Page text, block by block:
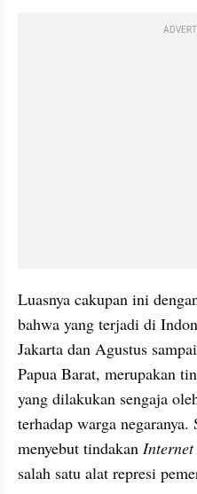
Luasnya cakupan ini
bahwa yang terjadi di
Jakarta dan Agustus
Papua Barat, merupakan
yang dilakukan sengaja
terhadap warga
menyebut tindakan
salah satu alat represi